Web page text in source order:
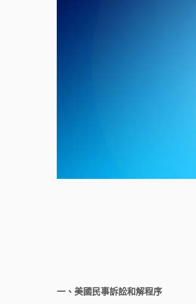
一、美國民事訴訟和解程序